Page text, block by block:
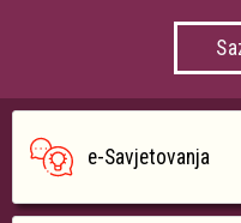
e-Savjetovanja